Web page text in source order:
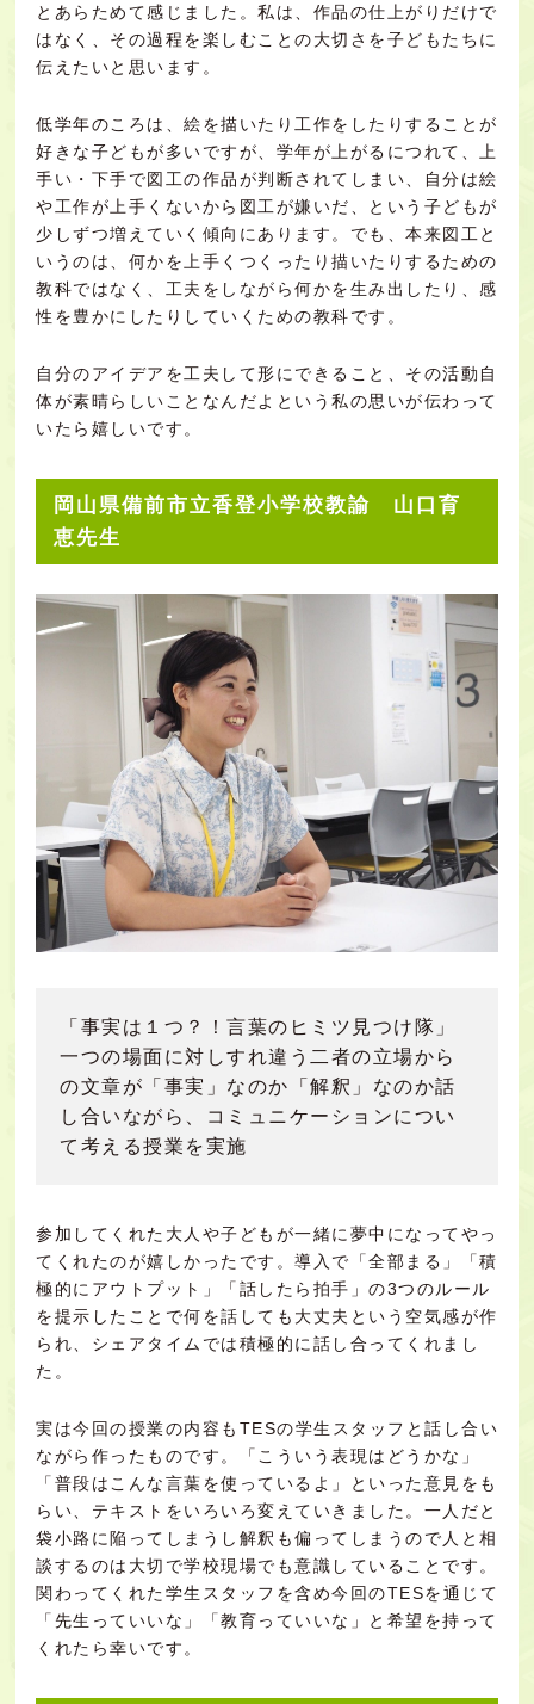
とあらためて感じました。私は、作品の仕上がりだけで
はなく、その過程を楽しむことの大切さを子どもたちに
伝えたいと思います。
低学年のころは、絵を描いたり工作をしたりすることが
好きな子どもが多いですが、学年が上がるにつれて、上
手い・下手で図工の作品が判断されてしまい、自分は絵
や工作が上手くないから図工が嫌いだ、という子どもが
少しずつ増えていく傾向にあります。でも、本来図工と
いうのは、何かを上手くつくったり描いたりするための
教科ではなく、工夫をしながら何かを生み出したり、感
性を豊かにしたりしていくための教科です。
自分のアイデアを工夫して形にできること、その活動自
体が素晴らしいことなんだよという私の思いが伝わって
いたら嬉しいです。
岡山県備前市立香登小学校教諭 山口育
恵先生
「事実は１つ？！言葉のヒミツ見つけ隊」
一つの場面に対しすれ違う二者の立場から
の文章が「事実」なのか「解釈」なのか話
し合いながら、コミュニケーションについ
て考える授業を実施
参加してくれた大人や子どもが一緒に夢中になってやっ
てくれたのが嬉しかったです。導入で「全部まる」「積
極的にアウトプット」「話したら拍手」の3つのルール
を提示したことで何を話しても大丈夫という空気感が作
られ、シェアタイムでは積極的に話し合ってくれまし
た。
実は今回の授業の内容もTESの学生スタッフと話し合い
ながら作ったものです。「こういう表現はどうかな」
「普段はこんな言葉を使っているよ」といった意見をも
らい、テキストをいろいろ変えていきました。一人だと
袋小路に陥ってしまうし解釈も偏ってしまうので人と相
談するのは大切で学校現場でも意識していることです。
関わってくれた学生スタッフを含め今回のTESを通じて
「先生っていいな」「教育っていいな」と希望を持って
くれたら幸いです。